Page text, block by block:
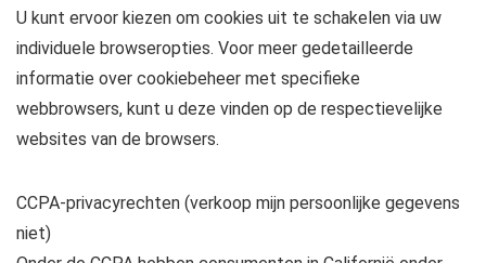
U kunt ervoor kiezen om cookies uit te schakelen via uw
individuele browseropties. Voor meer gedetailleerde
informatie over cookiebeheer met specifieke
webbrowsers, kunt u deze vinden op de respectievelijke
websites van de browsers.
CCPA-privacyrechten (verkoop mijn persoonlijke gegevens
niet)